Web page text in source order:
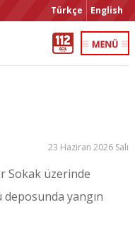
Türkçe English
23 Haziran 2026 Salı
Sokak üzerinde
yangın